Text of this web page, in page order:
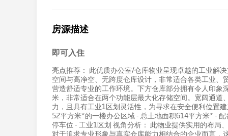
房源描述
即可入住
亮点推荐： 此优质办公室/仓库物业呈现卓越的工业解
空间与高净空、无跨度仓库设计，非常适合各类工业
营造舒适专业的工作环境。下方仓库部分拥有令人印
米，非常适合在两个功能层最大化存储空间。宽阔通
力，且具有工业1区划灵活性，为寻求在安全便利位置
52平方米*的一楼办公区域 - 总土地面积614平方米* -
停车位 - 工业1区划 视角分析： 此物业提供实用的布局
对于追求专业形象与真实仓库能力相结合的企业而言，